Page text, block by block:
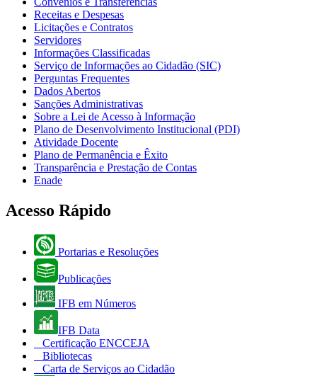
Receitas e Despesas
Licitações e Contratos
Servidores
Informações Classificadas
Serviço de Informações ao Cidadão (SIC)
Perguntas Frequentes
Dados Abertos
Sanções Administrativas
Sobre a Lei de Acesso à Informação
Plano de Desenvolvimento Institucional (PDI)
Atividade Docente
Plano de Permanência e Êxito
Transparência e Prestação de Contas
Enade
Acesso Rápido
Portarias e Resoluções
Publicações
IFB em Números
IFB Data
Certificação ENCCEJA
Bibliotecas
Carta de Serviços ao Cidadão